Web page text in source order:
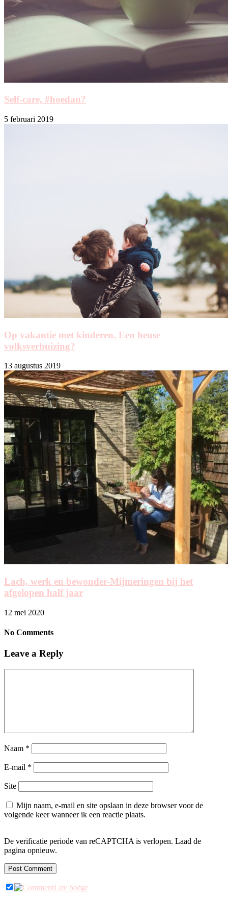
Self-care, #hoedan?
5 februari 2019
Op vakantie met kinderen. Een heuse
volksverhuizing?
13 augustus 2019
Lach, werk en bewonder-Mijmeringen bij het
afgelopen half jaar
12 mei 2020
No Comments
Leave a Reply
Naam *
E-mail *
Site
Mijn naam, e-mail en site opslaan in deze browser voor de
volgende keer wanneer ik een reactie plaats.
De verificatie periode van reCAPTCHA is verlopen. Laad de
pagina opnieuw.